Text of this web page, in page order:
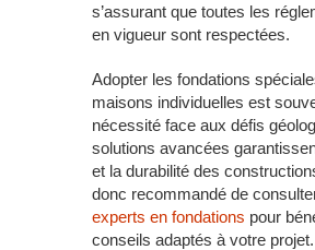
s’assurant que toutes les
en vigueur sont respectées.
Adopter les fondations
maisons individuelles est
nécessité face aux défis
solutions avancées
et la durabilité des
donc recommandé de
experts en fondations pour
conseils adaptés à votre projet.